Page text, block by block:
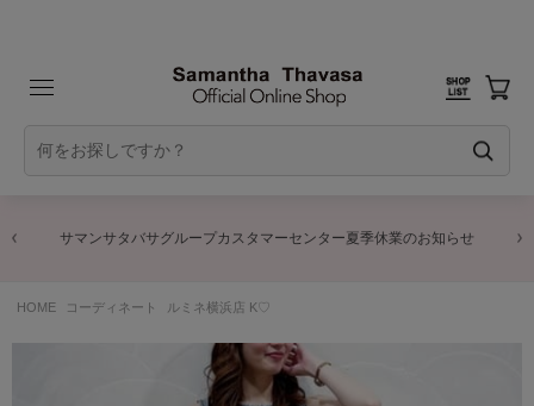
サマンサタバサグループカスタマーセンター夏季休業のお知らせ
HOME コーディネート ルミネ横浜店 K♡